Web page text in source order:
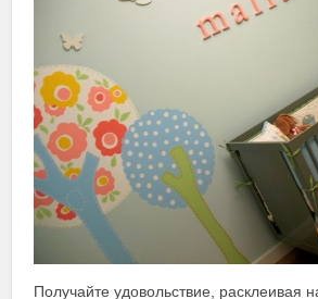
Получайте удовольствие, расклеивая